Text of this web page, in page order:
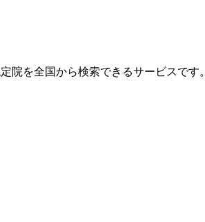
院を全国から検索できるサービスです。